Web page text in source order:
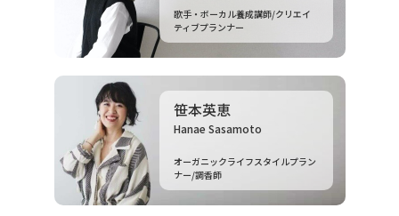
歌手・ボーカル養成講師/クリエイ
ティブプランナー
笹本英恵
Hanae Sasamoto
オーガニックライフスタイルプラン
ナー/調香師